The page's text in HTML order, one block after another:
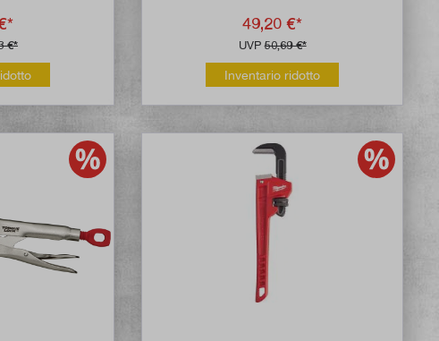
€*
49,20 €*
UVP50,69 €*
Inventario ridotto